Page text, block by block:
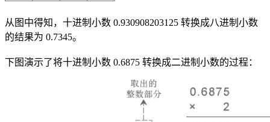
从图中得知，十进制小数 0.930908203125 转换成八进制小数
的结果为 0.7345。
下图演示了将十进制小数 0.6875 转换成二进制小数的过程：